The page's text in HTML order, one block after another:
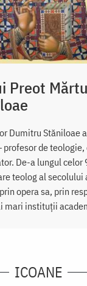
Preot
Dumitru Stăniloae
profesor de
De-a lungul celor
teolog al secolului
opera sa, prin
mari instituții
ICOANE